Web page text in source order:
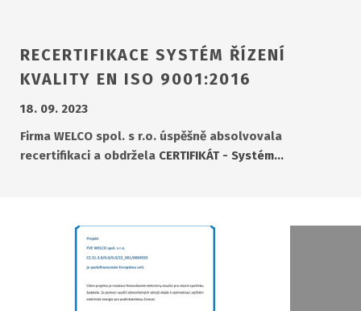
RECERTIFIKACE SYSTÉM ŘÍZENÍ
KVALITY EN ISO 9001:2016
18. 09. 2023
Firma WELCO spol. s r.o. úspěšně absolvovala
recertifikaci a obdržela CERTIFIKÁT - Systém…